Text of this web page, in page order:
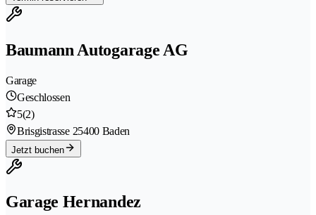
Baumann Autogarage AG
Garage
Geschlossen
5(2)
Brisgistrasse 25400 Baden
Jetzt buchen
Garage Hernandez